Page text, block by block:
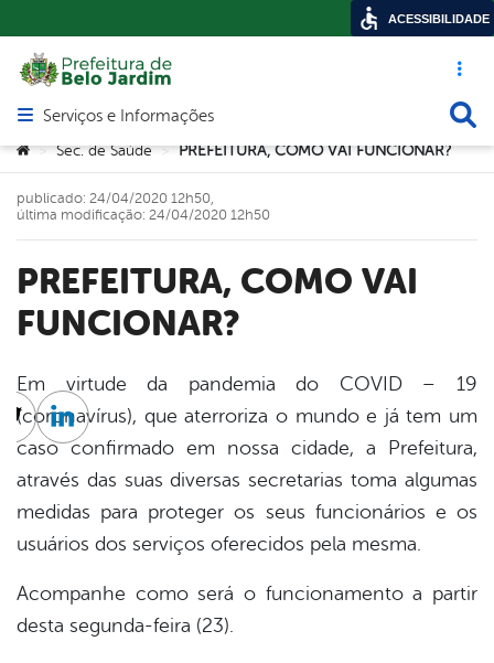
Acesso
Abrir menu principal de navegação
Serviços e Informações
Você está aqui:
> Sec. de Saúde > PREFEITURA, COMO VAI FUNCIONAR?
PREFEITURA, COMO VAI
FUNCIONAR?
publicado: 24/04/2020 12h50,
última modificação: 24/04/2020 12h50
Em virtude da pandemia do COVID – 19
(coronavírus), que aterroriza o mundo e já tem um
caso confirmado em nossa cidade, a Prefeitura,
através das suas diversas secretarias toma algumas
medidas para proteger os seus funcionários e os
usuários dos serviços oferecidos pela mesma.
Acompanhe como será o funcionamento a partir
desta segunda-feira (23).
Twitter
Linkedin
ACESSIBILIDADE